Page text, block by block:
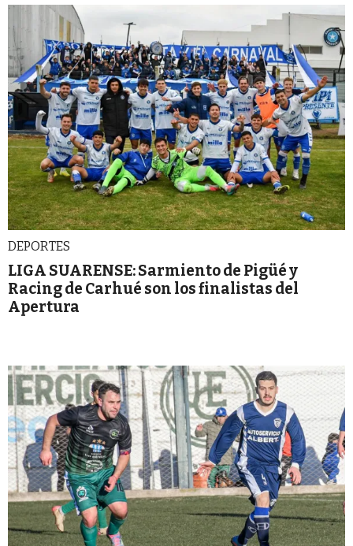
DEPORTES
LIGA SUARENSE: Sarmiento de Pigüé y
Racing de Carhué son los finalistas del
Apertura